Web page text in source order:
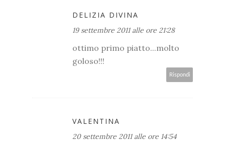
DELIZIA DIVINA
19 settembre 2011 alle ore 21:28
ottimo primo piatto...molto
goloso!!!
Rispondi
VALENTINA
20 settembre 2011 alle ore 14:54